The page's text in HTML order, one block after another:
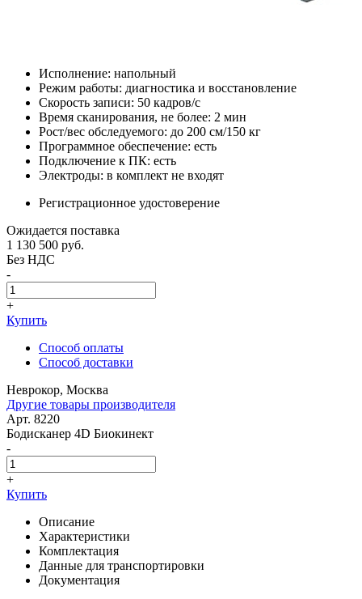
Исполнение: напольный
Режим работы: диагностика и восстановление
Скорость записи: 50 кадров/с
Время сканирования, не более: 2 мин
Рост/вес обследуемого: до 200 см/150 кг
Программное обеспечение: есть
Подключение к ПК: есть
Электроды: в комплект не входят
Регистрационное удостоверение
Ожидается поставка
1 130 500 руб.
Без НДС
-
+
Купить
Способ оплаты
Способ доставки
Неврокор, Москва
Другие товары производителя
Арт. 8220
Бодисканер 4D Биокинект
-
+
Купить
Описание
Характеристики
Комплектация
Данные для транспортировки
Документация